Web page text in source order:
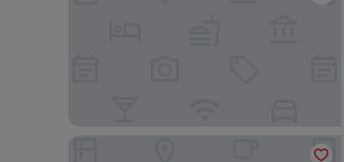
Holiday Inn Newark International Airport by IHG